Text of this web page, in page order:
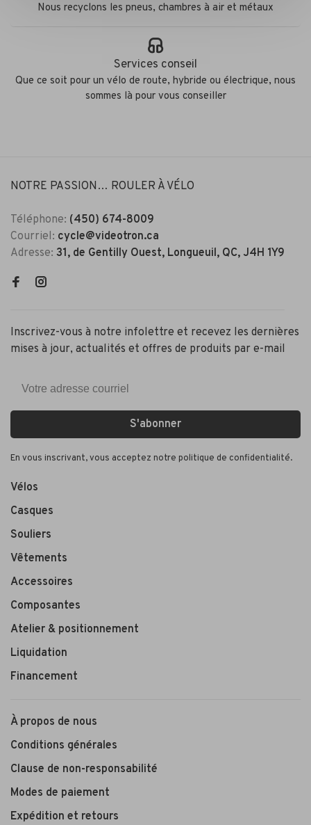
Nous recyclons les pneus, chambres à air et métaux
Services conseil
Que ce soit pour un vélo de route, hybride ou électrique, nous
sommes là pour vous conseiller
NOTRE PASSION… ROULER À VÉLO
Téléphone: (450) 674-8009
Courriel: cycle@videotron.ca
Adresse: 31, de Gentilly Ouest, Longueuil, QC, J4H 1Y9
Inscrivez-vous à notre infolettre et recevez les dernières
mises à jour, actualités et offres de produits par e-mail
S'abonner
En vous inscrivant, vous acceptez notre politique de confidentialité.
Vélos
Casques
Souliers
Vêtements
Accessoires
Composantes
Atelier & positionnement
Liquidation
Financement
À propos de nous
Conditions générales
Clause de non-responsabilité
Modes de paiement
Expédition et retours